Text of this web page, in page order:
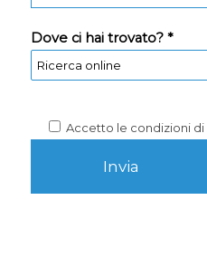
Dove ci hai trovato? *
Accetto le condizioni di